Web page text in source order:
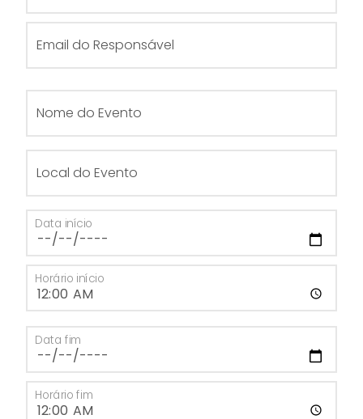
Email do Responsável
Nome do Evento
Local do Evento
Data início
Horário início
Data fim
Horário fim